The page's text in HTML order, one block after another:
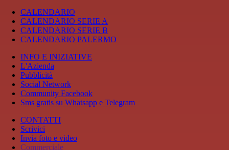
CALENDARIO
CALENDARIO SERIE A
CALENDARIO SERIE B
CALENDARIO PALERMO
INFO E INIZIATIVE
L'Azienda
Pubblicità
Social Network
Community Facebook
Sms gratis su Whatsapp e Telegram
CONTATTI
Scrivici
Invia foto e video
Commerciale